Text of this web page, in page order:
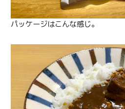
パッケージはこんな感じ。